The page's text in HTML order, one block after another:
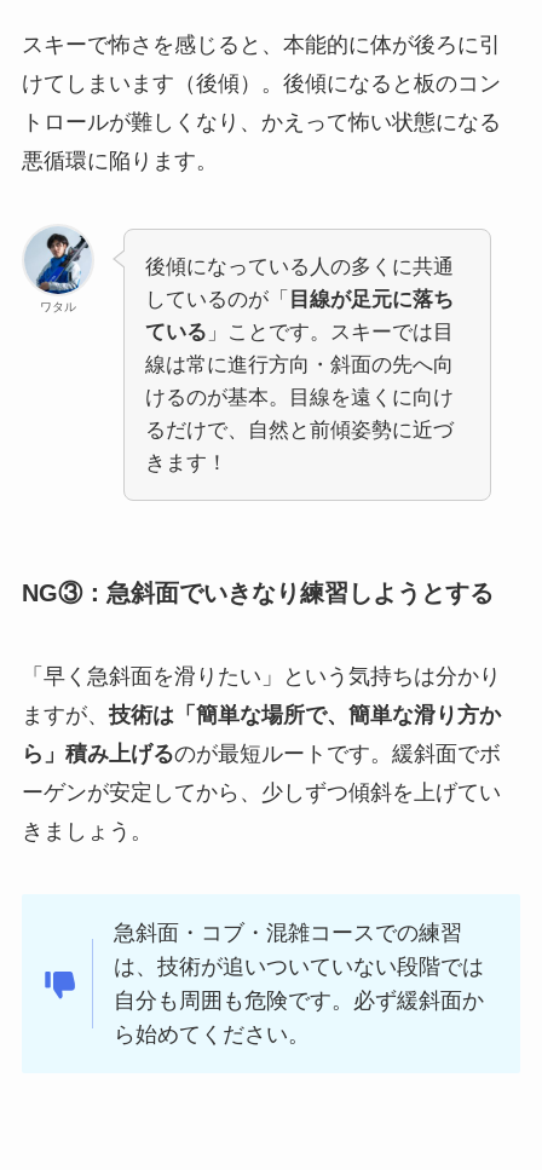
スキーで怖さを感じると、本能的に体が後ろに引
けてしまいます（後傾）。後傾になると板のコン
トロールが難しくなり、かえって怖い状態になる
悪循環に陥ります。
ワタル
後傾になっている人の多くに共通
しているのが「 目線が足元に落ち
ている 」ことです。スキーでは目
線は常に進行方向・斜面の先へ向
けるのが基本。目線を遠くに向け
るだけで、自然と前傾姿勢に近づ
きます！
NG③：急斜面でいきなり練習しようとする
「早く急斜面を滑りたい」という気持ちは分かり
ますが、 技術は「簡単な場所で、簡単な滑り方か
ら」積み上げるのが最短ルートです。緩斜面でボ
ーゲンが安定してから、少しずつ傾斜を上げてい
きましょう。
急斜面・コブ・混雑コースでの練習
は、技術が追いついていない段階では
自分も周囲も危険です。必ず緩斜面か
ら始めてください。